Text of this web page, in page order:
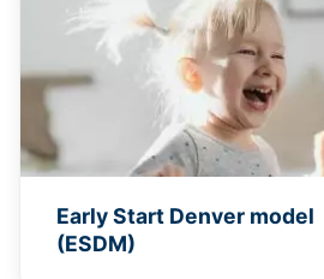
Early Start Denver model
(ESDM)